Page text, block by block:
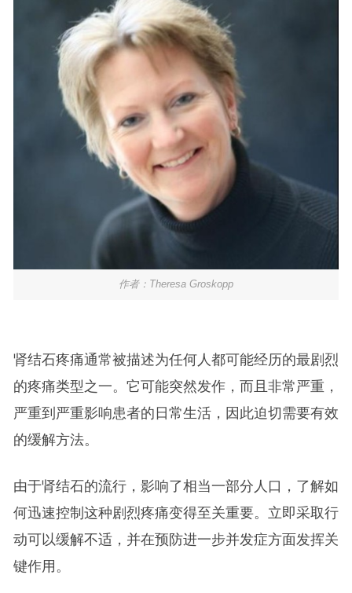
作者：Theresa Groskopp
肾结石疼痛通常被描述为任何人都可能经历的最剧烈
的疼痛类型之一。它可能突然发作，而且非常严重，
严重到严重影响患者的日常生活，因此迫切需要有效
的缓解方法。
由于肾结石的流行，影响了相当一部分人口，了解如
何迅速控制这种剧烈疼痛变得至关重要。立即采取行
动可以缓解不适，并在预防进一步并发症方面发挥关
键作用。